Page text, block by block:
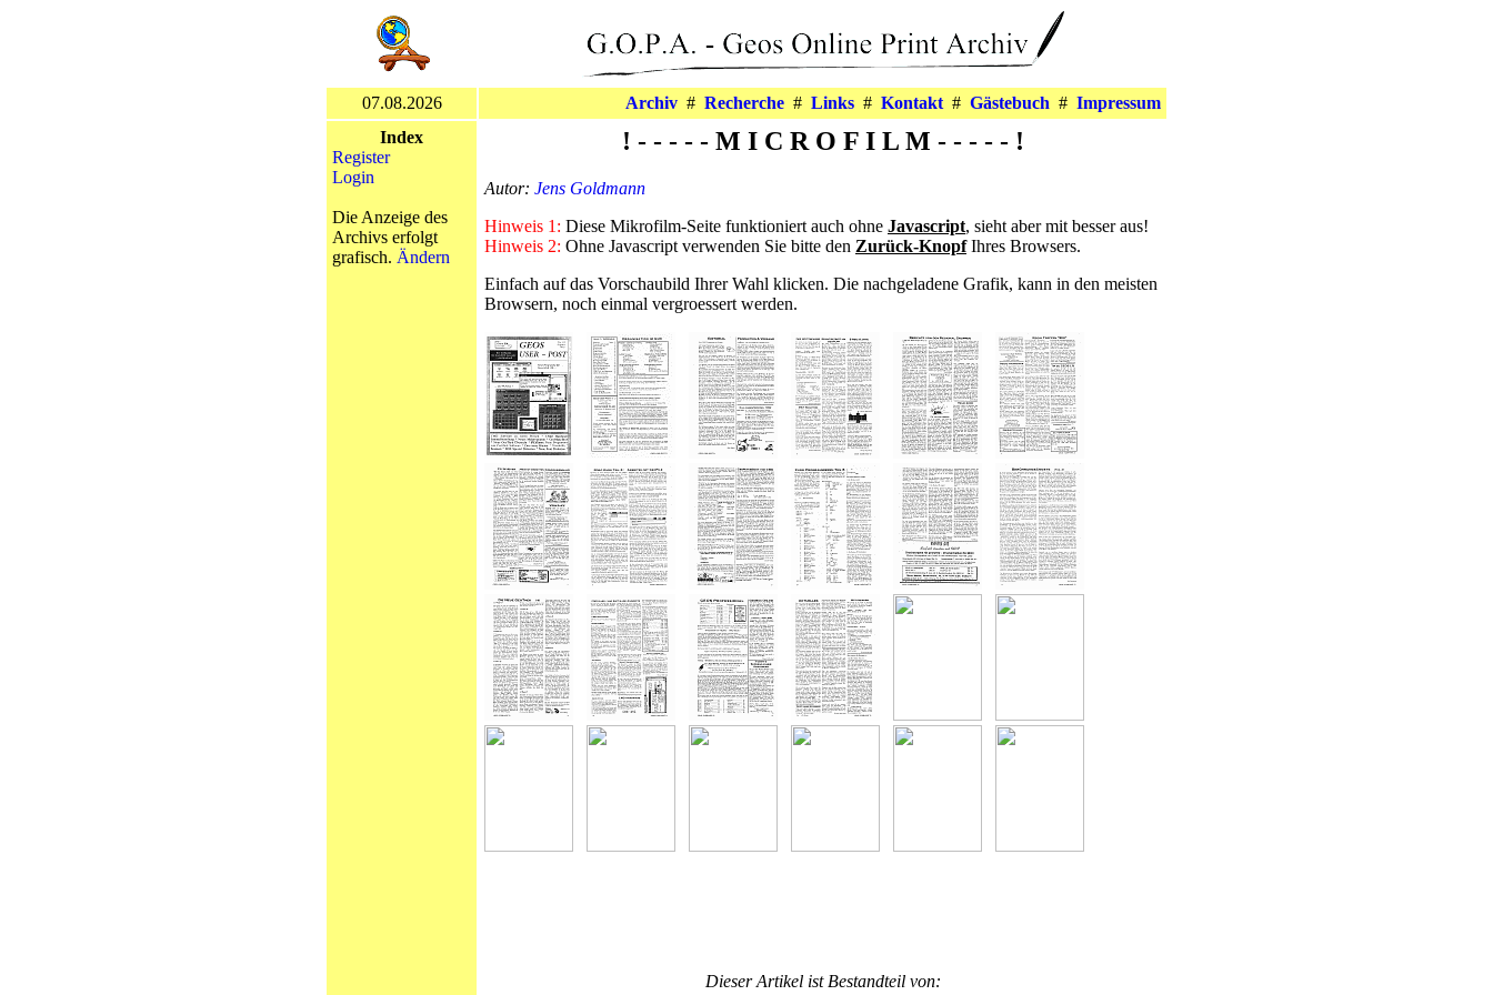
07.08.2026 Archiv # Recherche # Links # Kontakt # Gästebuch # Impressum
Index
Register
Login
Die Anzeige des
Archivs erfolgt
grafisch. Ändern
! - - - - - M I C R O F I L M - - - - - !
Autor: Jens Goldmann
Hinweis 1: Diese Mikrofilm-Seite funktioniert auch ohne Javascript, sieht aber mit besser aus!
Hinweis 2: Ohne Javascript verwenden Sie bitte den Zurück-KnopfIhres Browsers.
Einfach auf das Vorschaubild Ihrer Wahl klicken. Die nachgeladene Grafik, kann in den meisten
Browsern, noch einmal vergroessert werden.
Dieser Artikel ist Bestandteil von: